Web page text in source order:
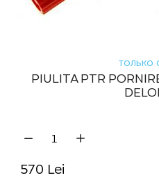
только
PIULITA PTR
570 Lei